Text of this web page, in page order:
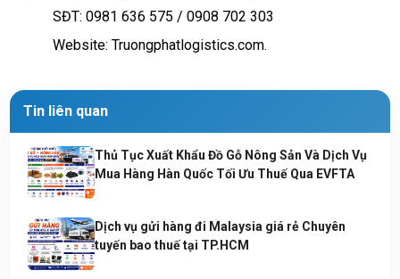
SĐT: 0981 636 575 / 0908 702 303
Website: Truongphatlogistics.com.
Tin liên quan
Thủ Tục Xuất Khẩu Đồ Gỗ Nông Sản Và Dịch Vụ
Mua Hàng Hàn Quốc Tối Ưu Thuế Qua EVFTA
Dịch vụ gửi hàng đi Malaysia giá rẻ Chuyên
tuyến bao thuế tại TP.HCM